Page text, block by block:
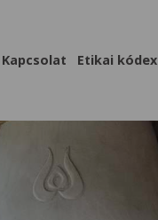
Kapcsolat Etikai kódex